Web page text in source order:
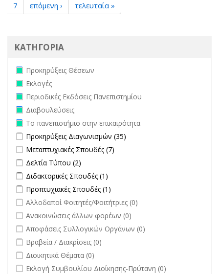
7
επόμενη › τελευταία »
ΚΑΤΗΓΟΡΙΑ
Remove Προκηρύξεις Θέσεων filter
Προκηρύξεις Θέσεων
Remove Εκλογές filter
Εκλογές
Remove Περιοδικές Εκδόσεις Πανεπιστημίου filter
Περιοδικές Εκδόσεις Πανεπιστημίου
Remove Διαβουλεύσεις filter
Διαβουλεύσεις
Remove Το πανεπιστήμιο στην επικαιρότητα filter
Το πανεπιστήμιο στην επικαιρότητα
Apply Προκηρύξεις Διαγωνισμών filter
Προκηρύξεις Διαγωνισμών (35)
Apply Μεταπτυχιακές Σπουδές filter
Μεταπτυχιακές Σπουδές (7)
Apply Δελτία Τύπου filter
Δελτία Τύπου (2)
Apply Διδακτορικές Σπουδές filter
Διδακτορικές Σπουδές (1)
Apply Προπτυχιακές Σπουδές filter
Προπτυχιακές Σπουδές (1)
undefined
Αλλοδαποί Φοιτητές/Φοιτήτριες (0)
undefined
Ανακοινώσεις άλλων φορέων (0)
undefined
Αποφάσεις Συλλογικών Οργάνων (0)
undefined
Βραβεία / Διακρίσεις (0)
undefined
Διοικητικά Θέματα (0)
undefined
Εκλογή Συμβουλίου Διοίκησης-Πρύτανη (0)